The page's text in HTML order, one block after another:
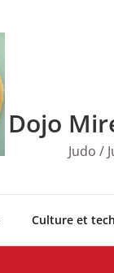
Dojo
Judo /
Culture et